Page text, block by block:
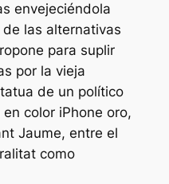
envejeciéndola
las alternativas
para suplir
por la vieja
de un político
color iPhone oro,
Jaume, entre el
como